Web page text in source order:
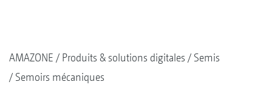
AMAZONE Produits & solutions digitales
Semis
Semoirs mécaniques